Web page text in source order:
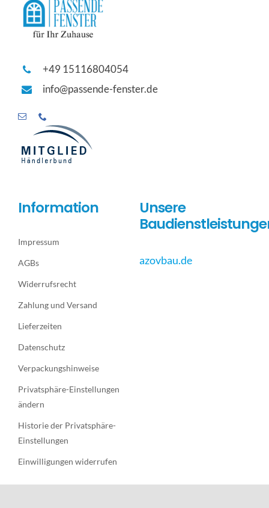
+49 15116804054
info@passende-fenster.de
Information
Impressum
AGBs
Widerrufsrecht
Zahlung und Versand
Lieferzeiten
Datenschutz
Verpackungshinweise
Privatsphäre-Einstellungen
ändern
Historie der Privatsphäre-
Einstellungen
Einwilligungen widerrufen
Unsere
azovbau.de